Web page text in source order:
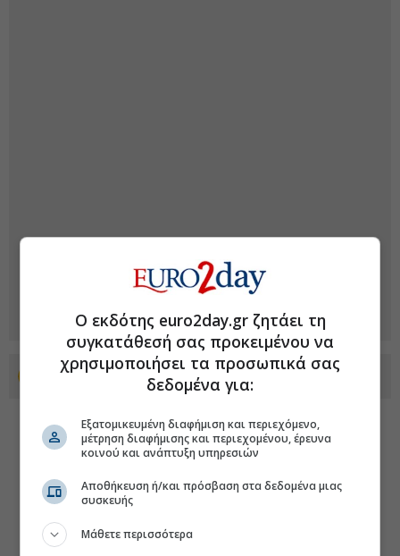
Προσθέστε το euro2day.gr στο Discover
Ο εκδότης euro2day.gr ζητάει τη
συγκατάθεσή σας προκειμένου να
χρησιμοποιήσει τα προσωπικά σας
δεδομένα για:
Εξατομικευμένη διαφήμιση και περιεχόμενο,
μέτρηση διαφήμισης και περιεχομένου, έρευνα
κοινού και ανάπτυξη υπηρεσιών
Αποθήκευση ή/και πρόσβαση στα δεδομένα μιας
συσκευής
Μάθετε περισσότερα